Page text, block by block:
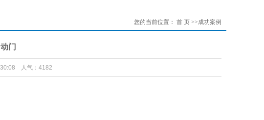
您的当前位置： 首 页 >>成功案例
门
人气：4182